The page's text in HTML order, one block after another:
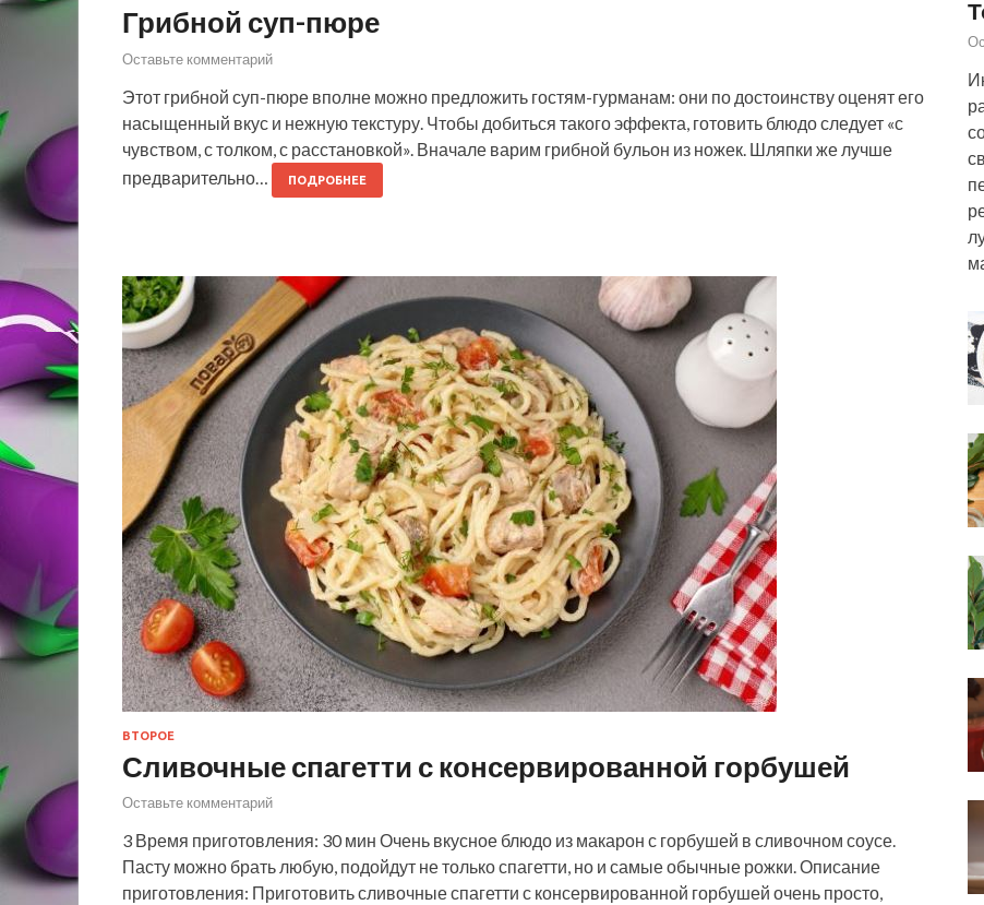
Грибной суп-пюре
Оставьте комментарий
Этот грибной суп-пюре вполне можно предложить гостям-гурманам: они по достоинству оценят его
насыщенный вкус и нежную текстуру. Чтобы добиться такого эффекта, готовить блюдо следует «с
чувством, с толком, с расстановкой». Вначале варим грибной бульон из ножек. Шляпки же лучше
предварительно…
ПОДРОБНЕЕ
ВТОРОЕ
Сливочные спагетти с консервированной горбушей
Оставьте комментарий
3 Время приготовления: 30 мин Очень вкусное блюдо из макарон с горбушей в сливочном соусе.
Пасту можно брать любую, подойдут не только спагетти, но и самые обычные рожки. Описание
приготовления: Приготовить сливочные спагетти с консервированной горбушей очень просто,